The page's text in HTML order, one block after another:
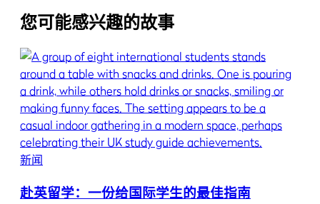
您可能感兴趣的故事
新闻
赴英留学：一份给国际学生的最佳指南